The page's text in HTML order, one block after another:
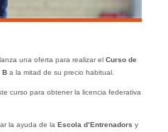
lanza una oferta para realizar el Curso de
Ba la mitad de su precio habitual.
curso para obtener la licencia federativa
la ayuda de la Escola d’Entrenadors y